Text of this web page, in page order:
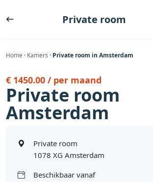
naar
Private room
Home · Kamers · Private room in Amsterdam
€ 1450.00 / per maand
Private room
Amsterdam
Private room
1078 XG Amsterdam
Beschikbaar vanaf